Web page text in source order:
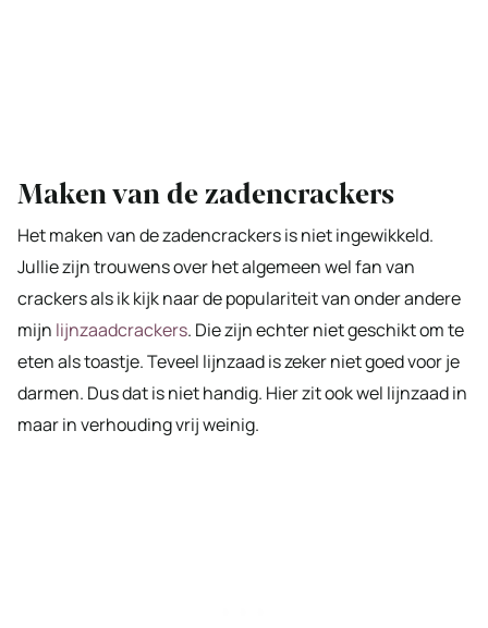
Maken van de zadencrackers
Het maken van de zadencrackers is niet ingewikkeld.
Jullie zijn trouwens over het algemeen wel fan van
crackers als ik kijk naar de populariteit van onder andere
mijn lijnzaadcrackers. Die zijn echter niet geschikt om te
eten als toastje. Teveel lijnzaad is zeker niet goed voor je
darmen. Dus dat is niet handig. Hier zit ook wel lijnzaad in
maar in verhouding vrij weinig.